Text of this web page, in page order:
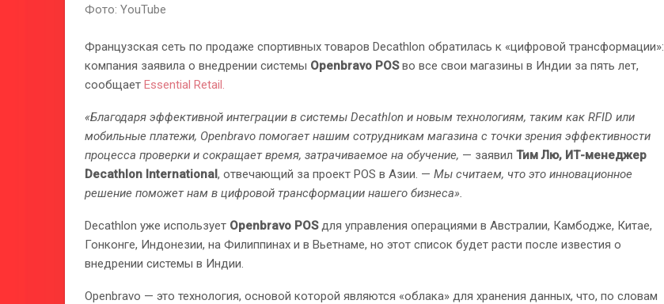
Фото: YouTube
Французская сеть по продаже спортивных товаров Decathlon обратилась к «цифровой трансформации»:
компания заявила о внедрении системы Openbravo POSво все свои магазины в Индии за пять лет,
сообщает Essential Retail.
«Благодаря эффективной интеграции в системы Decathlon и новым технологиям, таким как RFID или
мобильные платежи, Openbravo помогает нашим сотрудникам магазина с точки зрения эффективности
процесса проверки и сокращает время, затрачиваемое на обучение, — заявил Тим Лю, ИТ-менеджер
Decathlon International, отвечающий за проект POS в Азии. — Мы считаем, что это инновационное
решение поможет нам в цифровой трансформации нашего бизнеса».
Decathlon уже использует Openbravo POSдля управления операциями в Австралии, Камбодже, Китае,
Гонконге, Индонезии, на Филиппинах и в Вьетнаме, но этот список будет расти после известия о
внедрении системы в Индии.
Openbravo — это технология, основой которой являются «облака» для хранения данных, что, по словам